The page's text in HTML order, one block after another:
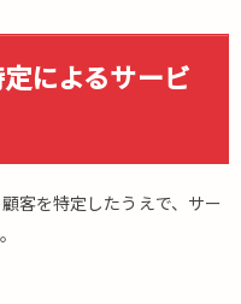
によるサービ
客を特定したうえで、サー